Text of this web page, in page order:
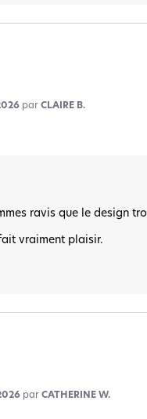
parCLAIRE B.
ravis que le design
vraiment plaisir.
parCATHERINE W.